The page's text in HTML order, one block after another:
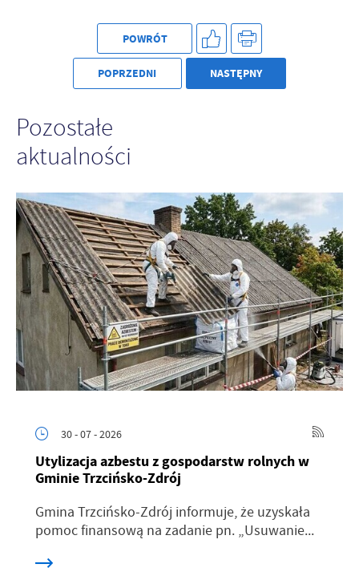
POWRÓT
POPRZEDNI NASTĘPNY
Pozostałe
aktualności
30 - 07 - 2026
Utylizacja azbestu z gospodarstw rolnych w
Gminie Trzcińsko-Zdrój
Gmina Trzcińsko-Zdrój informuje, że uzyskała
pomoc finansową na zadanie pn. „Usuwanie...